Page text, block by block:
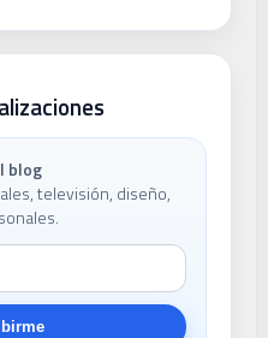
blog
televisión, diseño,